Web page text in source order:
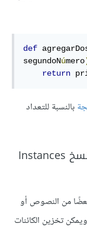
def
segundoNúmero
return
بالنسبة للتعداد
الكائنات Objects والقيم Values والنسخ Instances
بعضًا من النصوص أو
تخزين الكائنات